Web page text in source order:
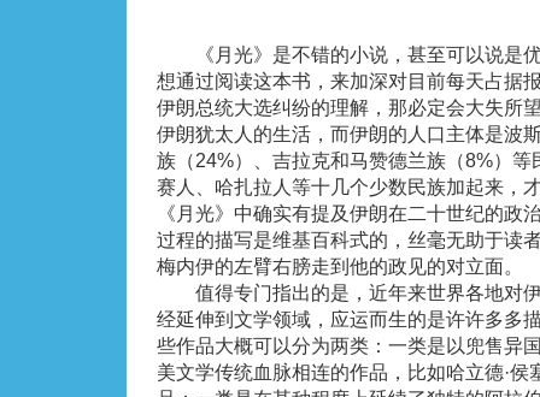
《月光》是不错的小说，甚至可以说是
想通过阅读这本书，来加深对目前每天占据
伊朗总统大选纠纷的理解，那必定会大失所
伊朗犹太人的生活，而伊朗的人口主体是波
族（24%）、吉拉克和马赞德兰族（8%）等
赛人、哈扎拉人等十几个少数民族加起来，
《月光》中确实有提及伊朗在二十世纪的政
过程的描写是维基百科式的，丝毫无助于读
梅内伊的左臂右膀走到他的政见的对立面。
值得专门指出的是，近年来世界各地对
经延伸到文学领域，应运而生的是许许多多
些作品大概可以分为两类：一类是以兜售异
美文学传统血脉相连的作品，比如哈立德·侯